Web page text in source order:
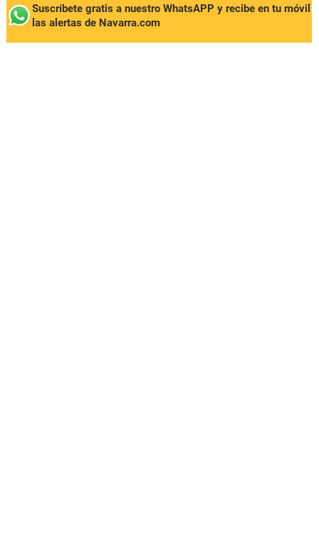
Suscríbete gratis a nuestro WhatsAPP y recibe en tu móvil
las alertas de Navarra.com